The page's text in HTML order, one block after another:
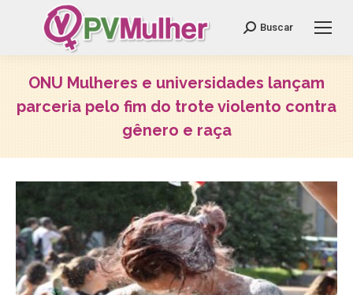
Search:
Buscar
ONU Mulheres e universidades lançam
parceria pelo fim do trote violento contra
gênero e raça